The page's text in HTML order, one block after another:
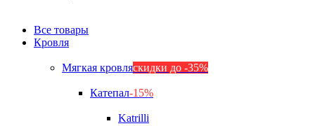
Все товары
Кровля
Мягкая кровляскидки до -35%
Катепал-15%
Katrilli